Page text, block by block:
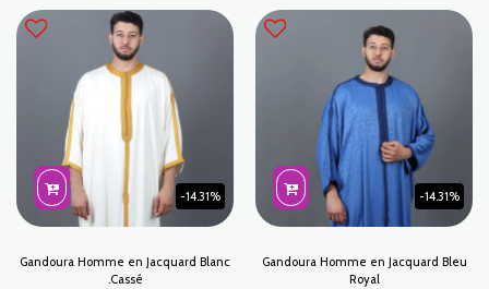
Gandoura marocaine en Jacquard
Saumon. Ce modèle unique allie la
délicatesse d'une teinte pastel
chaleureuse à la richesse visuelle du
tissu "Jakar". Les motifs géométriques
et floraux subtilement tissés
apportent un relief luxueux, faisant de
cette gandoura une pièce d'exception
pour l'homme qui souhaite conjuguer
douceur et caractère.
du noir à la richesse texturée du tissu
"Jakar". Les motifs tissés ton sur ton
créent un jeu de lumière discret et
sophistiqué, faisant de cette
gandoura le choix privilégié pour les
hommes qui recherchent un luxe
sobre mais imposant.
-14.31%
Gandoura Homme en Jacquard Bleu
Royal
-14.31%
Gandoura Homme en Jacquard Blanc
Cassé.